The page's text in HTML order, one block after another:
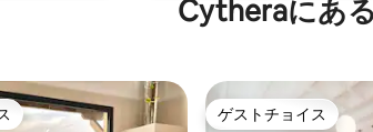
Cytheraにあ
ョイスです。 ゲストチョイス
ゲストチョイス